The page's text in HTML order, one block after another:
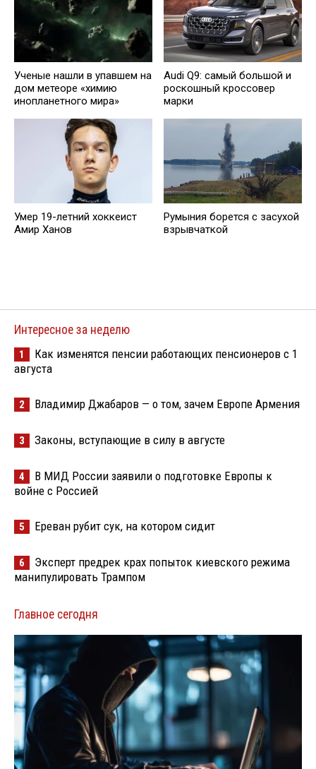
Ученые нашли в упавшем на
дом метеоре «химию
инопланетного мира»
Audi Q9: самый большой и
роскошный кроссовер
марки
Умер 19-летний хоккеист
Амир Ханов
Румыния борется с засухой
взрывчаткой
Интересное за неделю
1
Как изменятся пенсии работающих пенсионеров с 1
августа
2 Владимир Джабаров — о том, зачем Европе Армения
3 Законы, вступающие в силу в августе
4
В МИД России заявили о подготовке Европы к
войне с Россией
5 Ереван рубит сук, на котором сидит
6
Эксперт предрек крах попыток киевского режима
манипулировать Трампом
Главное сегодня